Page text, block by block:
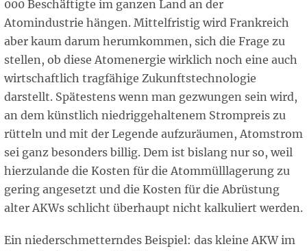
000 Beschäftigte im ganzen Land an der
Atomindustrie hängen. Mittelfristig wird Frankreich
aber kaum darum herumkommen, sich die Frage zu
stellen, ob diese Atomenergie wirklich noch eine auch
wirtschaftlich tragfähige Zukunftstechnologie
darstellt. Spätestens wenn man gezwungen sein wird,
an dem künstlich niedriggehaltenem Strompreis zu
rütteln und mit der Legende aufzuräumen, Atomstrom
sei ganz besonders billig. Dem ist bislang nur so, weil
hierzulande die Kosten für die Atommülllagerung zu
gering angesetzt und die Kosten für die Abrüstung
alter AKWs schlicht überhaupt nicht kalkuliert werden.
Ein niederschmetterndes Beispiel: das kleine AKW im